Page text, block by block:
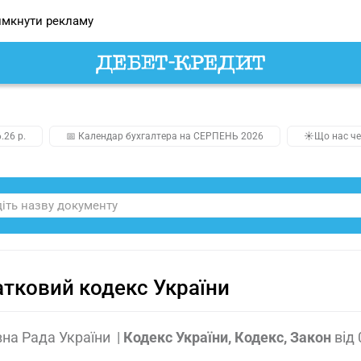
рекламу
р. 📅 Календар бухгалтера на СЕРПЕНЬ 2026 ☀️Що нас
кодекс України
Рада України | Кодекс України, Кодекс, Закон від